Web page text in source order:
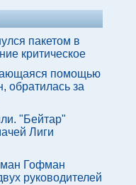
пакетом в
критическое
помощью
обратилась за
"Бейтар"
Лиги
Гофман
руководителей